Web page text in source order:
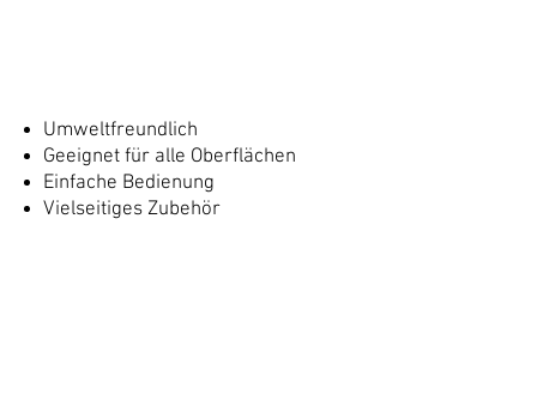
Umweltfreundlich
Geeignet für alle Oberflächen
Einfache Bedienung
Vielseitiges Zubehör